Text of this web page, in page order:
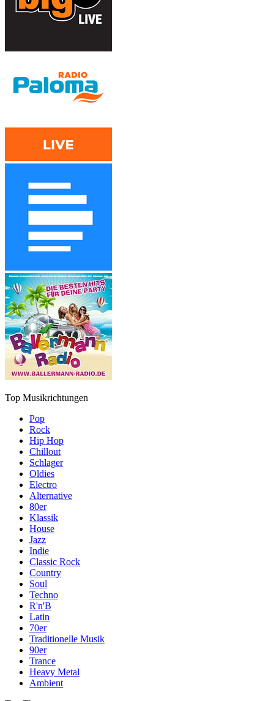
Top Musikrichtungen
Pop
Rock
Hip Hop
Chillout
Schlager
Oldies
Electro
Alternative
80er
Klassik
House
Jazz
Indie
Classic Rock
Country
Soul
Techno
R'n'B
Latin
70er
Traditionelle Musik
90er
Trance
Heavy Metal
Ambient